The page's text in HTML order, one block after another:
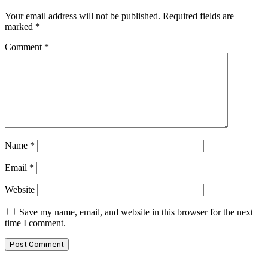
Your email address will not be published. Required fields are
marked *
Comment *
Name *
Email *
Website
Save my name, email, and website in this browser for the next
time I comment.